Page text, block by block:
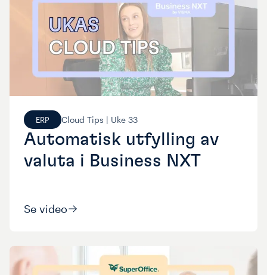
ERP Cloud Tips | Uke 33
Automatisk utfylling av
valuta i Business NXT
Se video